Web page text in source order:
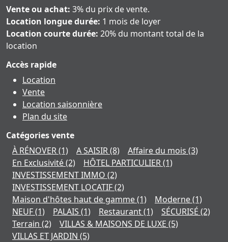
Vente ou achat: 3% du prix de vente.
Location longue durée: 1 mois de loyer
Location courte durée: 20% du montant total de la
location
Accès rapide
Location
Vente
Location saisonnière
Plan du site
Catégories vente
À RÉNOVER(1) A SAISIR(8) Affaire du mois (3)
En Exclusivité(2) HÔTEL PARTICULIER(1)
INVESTISSEMENT IMMO (2)
INVESTISSEMENT LOCATIF(2)
Maison d'hôtes haut de gamme(1) Moderne(1)
NEUF(1) PALAIS (1) Restaurant(1) SÉCURISÉ (2)
Terrain (2) VILLAS & MAISONS DE LUXE (5)
VILLAS ET JARDIN (5)